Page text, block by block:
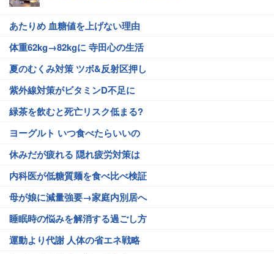
あたりめ 血糖値を上げない理由
体重62kg→82kgに 寺田心の生活
夏のむくみ対策 ツボ&反射区押し
紫外線対策がビタミンD不足に
緑茶を飲むと死亡リスク低まる?
ヨーグルト いつ食べたらいいの
休みだが疲れる 隠れ疲労対策は
内科医が低糖質麺を食べ比べ検証
母が娘に減量強要→家庭内別居へ
睡眠時の悩みを解消する過ごし方
運動より代謝 人体の省エネ戦略